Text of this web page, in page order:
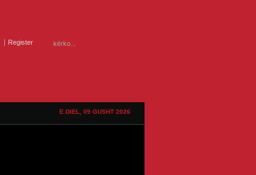
Register
E DIEL, 09 GUSHT 2026